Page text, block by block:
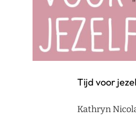
Tijd voor
Kathryn